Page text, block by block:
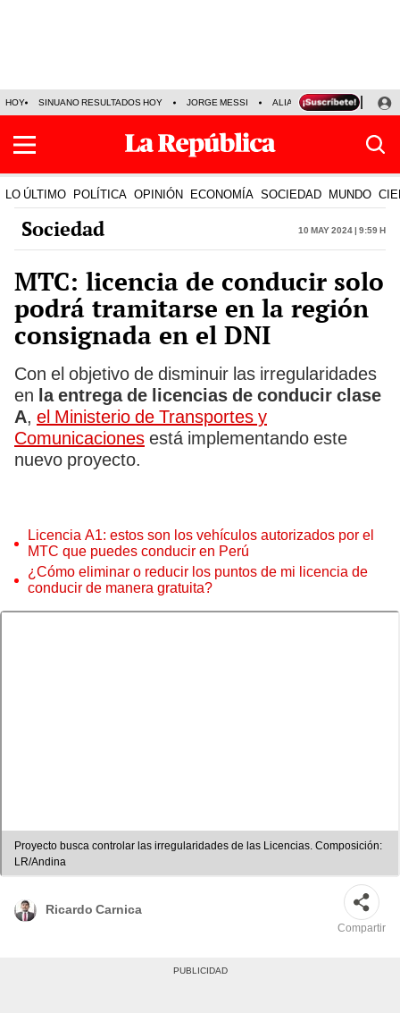
HOY SINUANO RESULTADOS HOY JORGE MESSI ALIANZA LIMA VS SPORT
LO ÚLTIMO POLÍTICA OPINIÓN ECONOMÍA SOCIEDAD MUNDO
Sociedad 10 May 2024 | 9:59 h
MTC: licencia de conducir solo
podrá tramitarse en la región
consignada en el DNI
Con el objetivo de disminuir las irregularidades
en la entrega de licencias de conducir clase
A, el Ministerio de Transportes y
Comunicaciones está implementando este
nuevo proyecto.
Licencia A1: estos son los vehículos autorizados por el
MTC que puedes conducir en Perú
¿Cómo eliminar o reducir los puntos de mi licencia de
conducir de manera gratuita?
Proyecto busca controlar las irregularidades de las Licencias. Composición:
LR/Andina
Ricardo Carnica
Compartir